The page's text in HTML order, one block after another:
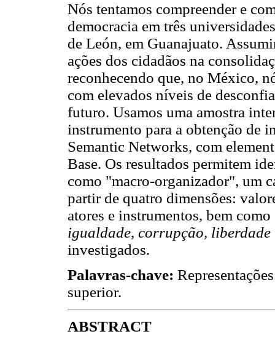
Nós tentamos compreender e
democracia em três
de León, em Guanajuato.
ações dos cidadãos na
reconhecendo que, no México,
com elevados níveis de
futuro. Usamos uma amostra
instrumento para a obtenção de
Semantic Networks, com
Base. Os resultados permitem
como "macro-organizador", um
partir de quatro dimensões:
atores e instrumentos, bem
igualdade, corrupção, liberdade
investigados.
Palavras-chave:
superior.
ABSTRACT